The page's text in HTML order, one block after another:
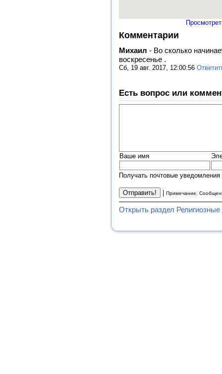
Комментарии
Михаил - Во сколько
воскресенье .
Сб, 19 авг. 2017, 12:00:56
Есть вопрос или
Ваше имя
Получать почтовые
Примечание.
Открыть раздел